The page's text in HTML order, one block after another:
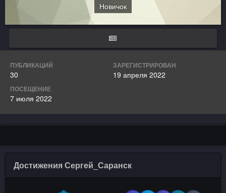
Новичок
ПУБЛИКАЦИЙ
30
ЗАРЕГИСТРИРОВАН
19 апреля 2022
ПОСЕЩЕНИЕ
7 июля 2022
Достижения Сергей_Саранск